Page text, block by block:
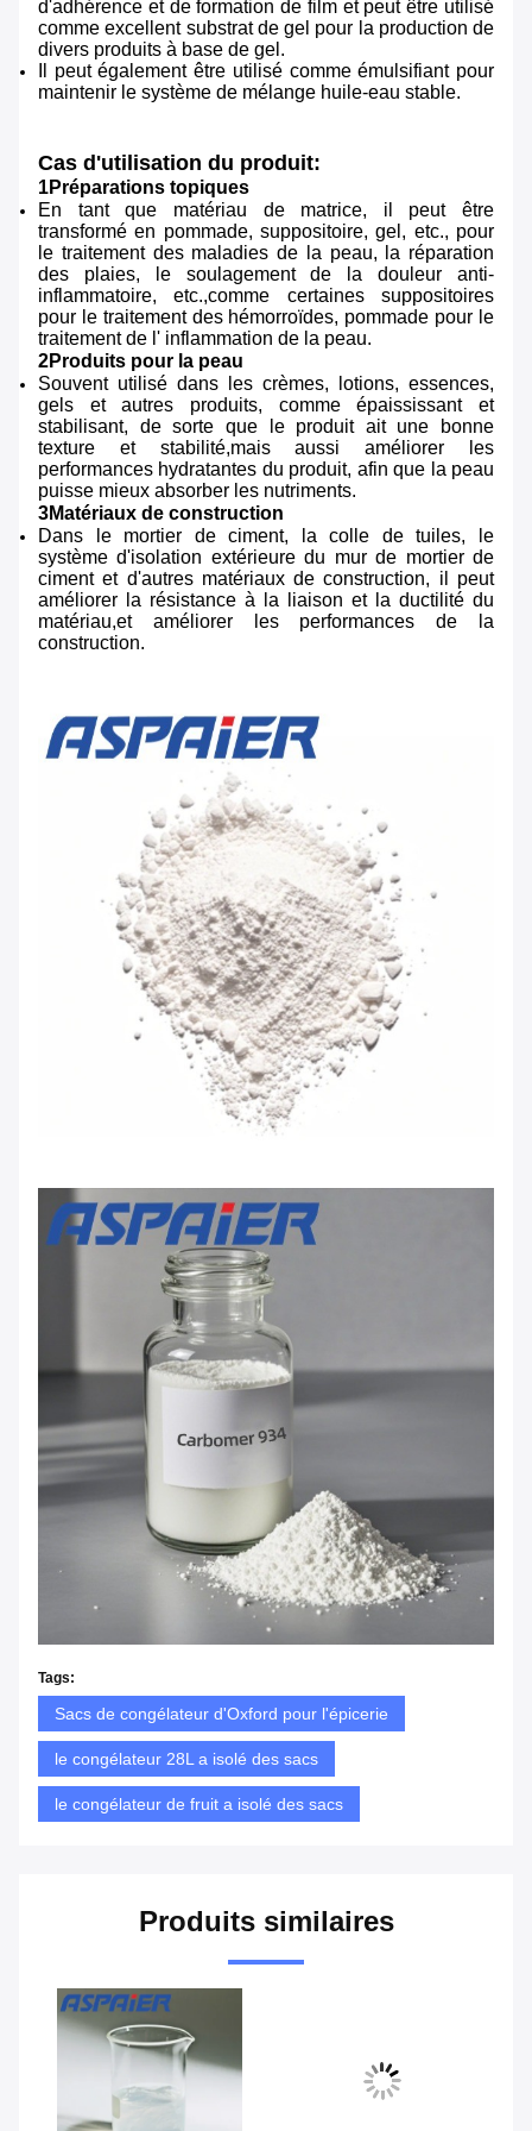
d'adhérence et de formation de film et peut être utilisé
comme excellent substrat de gel pour la production de
divers produits à base de gel.
Il peut également être utilisé comme émulsifiant pour
maintenir le système de mélange huile-eau stable.
Cas d'utilisation du produit:
1Préparations topiques
En tant que matériau de matrice, il peut être
transformé en pommade, suppositoire, gel, etc., pour
le traitement des maladies de la peau, la réparation
des plaies, le soulagement de la douleur anti-
inflammatoire, etc.,comme certaines suppositoires
pour le traitement des hémorroïdes, pommade pour le
traitement de l' inflammation de la peau.
2Produits pour la peau
Souvent utilisé dans les crèmes, lotions, essences,
gels et autres produits, comme épaississant et
stabilisant, de sorte que le produit ait une bonne
texture et stabilité,mais aussi améliorer les
performances hydratantes du produit, afin que la peau
puisse mieux absorber les nutriments.
3Matériaux de construction
Dans le mortier de ciment, la colle de tuiles, le
système d'isolation extérieure du mur de mortier de
ciment et d'autres matériaux de construction, il peut
améliorer la résistance à la liaison et la ductilité du
matériau,et améliorer les performances de la
construction.
Tags:
Sacs de congélateur d'Oxford pour l'épicerie
le congélateur 28L a isolé des sacs
le congélateur de fruit a isolé des sacs
Produits similaires